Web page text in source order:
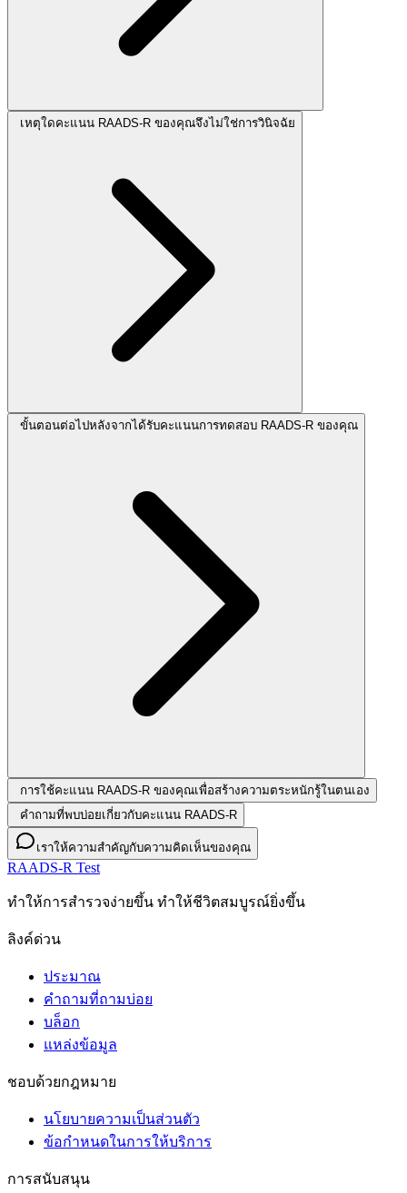
เหตุใดคะแนน RAADS-R ของคุณจึงไม่ใช่การวินิจฉัย
ขั้นตอนต่อไปหลังจากได้รับคะแนนการทดสอบ RAADS-R ของคุณ
การใช้คะแนน RAADS-R ของคุณเพื่อสร้างความตระหนักรู้ในตนเอง
คำถามที่พบบ่อยเกี่ยวกับคะแนน RAADS-R
เราให้ความสำคัญกับความคิดเห็นของคุณ
RAADS-R Test
ทําให้การสํารวจง่ายขึ้น ทําให้ชีวิตสมบูรณ์ยิ่งขึ้น
ลิงค์ด่วน
ประมาณ
คำถามที่ถามบ่อย
บล็อก
แหล่งข้อมูล
ชอบด้วยกฎหมาย
นโยบายความเป็นส่วนตัว
ข้อกําหนดในการให้บริการ
การสนับสนุน